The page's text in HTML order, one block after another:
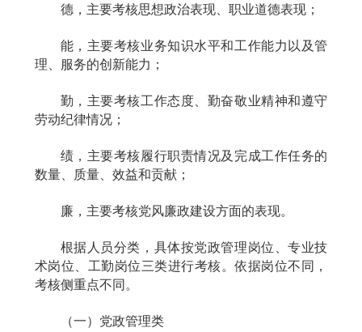
德，主要考核思想政治表现、职业道德表现；
能，主要考核业务知识水平和工作能力以及管
理、服务的创新能力；
勤，主要考核工作态度、勤奋敬业精神和遵守
劳动纪律情况；
绩，主要考核履行职责情况及完成工作任务的
数量、质量、效益和贡献；
廉，主要考核党风廉政建设方面的表现。
根据人员分类，具体按党政管理岗位、专业技
术岗位、工勤岗位三类进行考核。依据岗位不同，
考核侧重点不同。
（一）党政管理类